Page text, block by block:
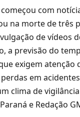
com
na morte de três
de vídeos
a previsão do
exigem atenção
em
clima de
e Redação